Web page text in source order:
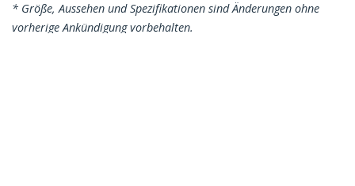
* Größe, Aussehen und Spezifikationen sind Änderungen ohne
vorherige Ankündigung vorbehalten.